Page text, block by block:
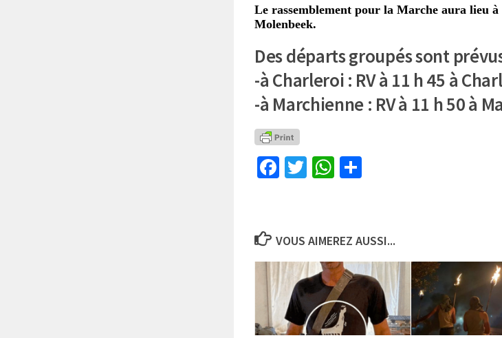
Le rassemblement pour la Marche aura lieu
Molenbeek.
Des départs groupés sont
-à Charleroi : RV à 11 h 45 à
-à Marchienne : RV à 11 h 50 à
Facebook
TwitterWhatsApp
VOUS AIMEREZ AUSSI...